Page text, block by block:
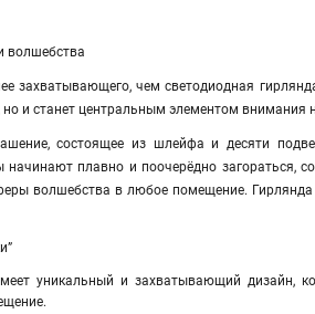
волшебства
захватывающего, чем светодиодная
и станет центральным элементом внимания
состоящее из шлейфа и десяти
плавно и поочерёдно загораться,
волшебства в любое помещение.
уникальный и захватывающий дизайн,